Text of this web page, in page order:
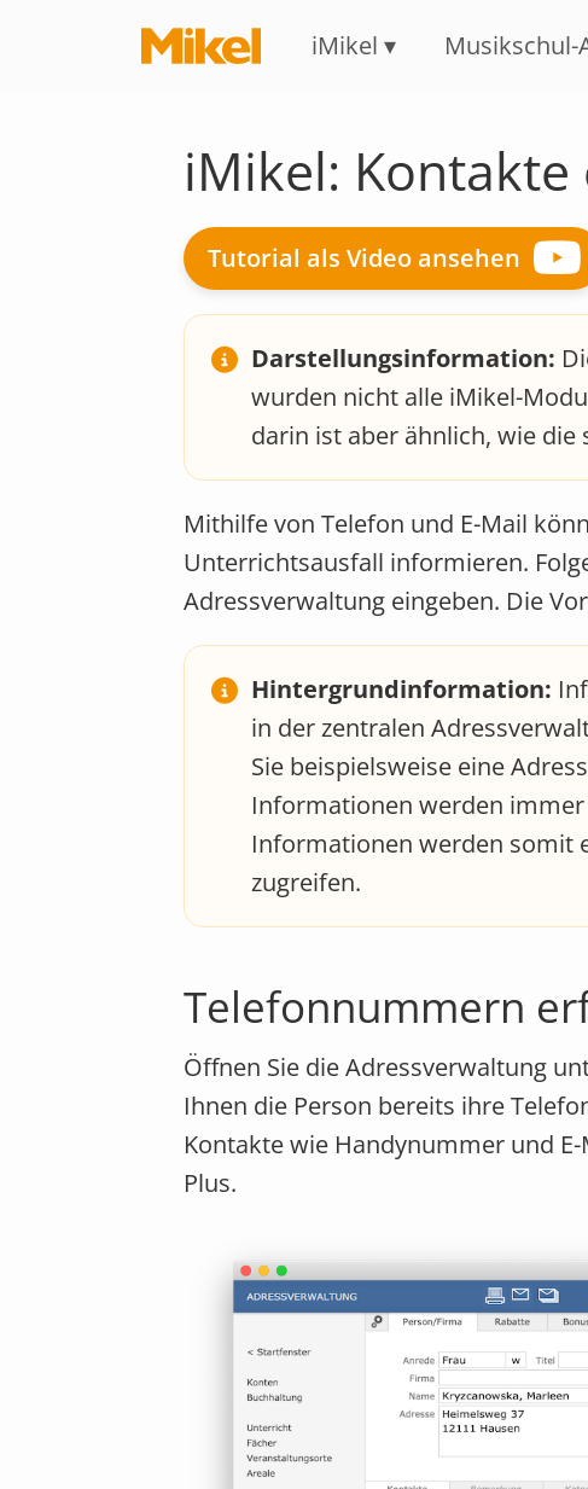
iMikel Musikschul-
iMikel: Kontakte
Tutorial als Video ansehen
Darstellungsinformation:
wurden nicht alle iMikel-
darin ist aber ähnlich, wie
Mithilfe von Telefon und E-Mail
Unterrichtsausfall informieren.
Adressverwaltung eingeben. Die
Hintergrundinformation:
in der zentralen
Sie beispielsweise eine
Informationen werden
Informationen werden somit
zugreifen.
Telefonnummern
Öffnen Sie die Adressverwaltung
Ihnen die Person bereits ihre
Kontakte wie Handynummer und
Plus.